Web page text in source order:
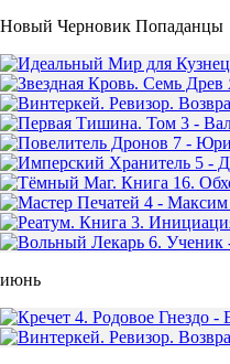
Новый Черновик Попаданцы
июнь